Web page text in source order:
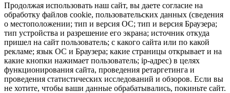
Продолжая использовать наш сайт, вы даете согласие на
обработку файлов cookie, пользовательских данных (сведения
о местоположении; тип и версия ОС; тип и версия Браузера;
тип устройства и разрешение его экрана; источник откуда
пришел на сайт пользователь; с какого сайта или по какой
рекламе; язык ОС и Браузера; какие страницы открывает и на
какие кнопки нажимает пользователь; ip-адрес) в целях
функционирования сайта, проведения ретаргетинга и
проведения статистических исследований и обзоров. Если вы
не хотите, чтобы ваши данные обрабатывались, покиньте сайт.